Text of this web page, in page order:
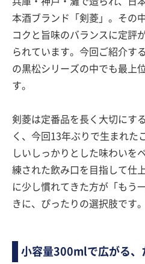
本酒ブランド「剣菱」。その
コクと旨味のバランスに定評
られています。今回ご紹介す
の黒松シリーズの中でも最上
す。
剣菱は定番品を長く大切にす
く、今回13年ぶりで生まれた
しいしっかりとした味わいを
練された飲み口を目指して仕
に少し慣れてきた方が「もう
きに、ぴったりの選択肢です。
小容量300mlで広がる、